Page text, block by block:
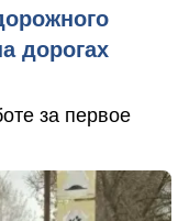
дорогах
за первое